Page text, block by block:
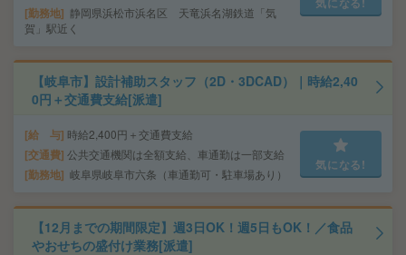
勤務地
静岡県浜松市浜名区 天竜浜名湖鉄道「気
賀」駅近く
【岐阜市】設計補助スタッフ（2D・3DCAD）｜時給2,40
0円＋交通費支給[派遣]
給 与 時給2,400円＋交通費支給
交通費 公共交通機関は全額支給、車通勤は一部支給
勤務地 岐阜県岐阜市六条（車通勤可・駐車場あり）
気になる!
【12月までの期間限定】週3日OK！週5日もOK！／食品
やおせちの盛付け業務[派遣]